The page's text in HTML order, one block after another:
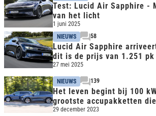
Test: Lucid Air Sapphire -
van het licht
1 juni 2025
NIEUWS
58
Lucid Air Sapphire
dit is de prijs van 1.251 pk
27 mei 2025
NIEUWS 139
Het leven begint bij 100
grootste accupakketten
kopen in EV's
29 december 2023